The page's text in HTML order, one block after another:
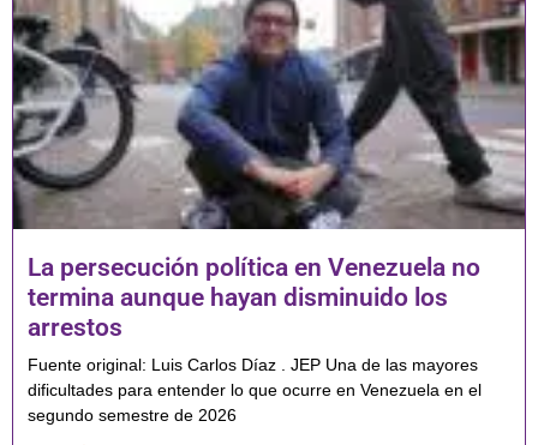
La persecución política en Venezuela no
termina aunque hayan disminuido los
arrestos
Fuente original: Luis Carlos Díaz . JEP Una de las mayores
dificultades para entender lo que ocurre en Venezuela en el
segundo semestre de 2026